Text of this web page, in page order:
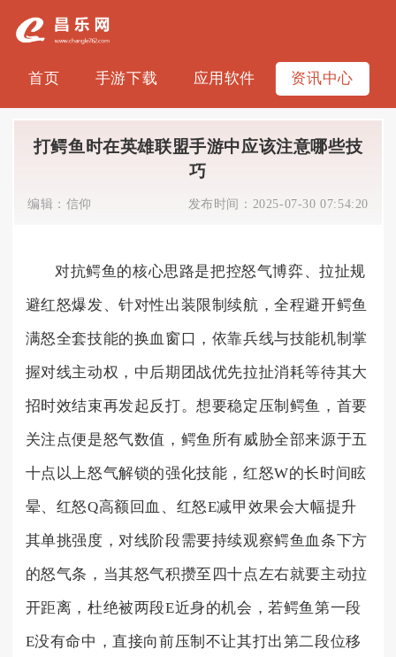
首页 手游下载 应用软件 资讯中心
打鳄鱼时在英雄联盟手游中应该注意哪些技
巧
编辑： 信仰 发布时间： 2025-07-30 07:54:20
对抗鳄鱼的核心思路是把控怒气博弈、拉扯规
避红怒爆发、针对性出装限制续航，全程避开鳄鱼
满怒全套技能的换血窗口，依靠兵线与技能机制掌
握对线主动权，中后期团战优先拉扯消耗等待其大
招时效结束再发起反打。想要稳定压制鳄鱼，首要
关注点便是怒气数值，鳄鱼所有威胁全部来源于五
十点以上怒气解锁的强化技能，红怒W的长时间眩
晕、红怒Q高额回血、红怒E减甲效果会大幅提升
其单挑强度，对线阶段需要持续观察鳄鱼血条下方
的怒气条，当其怒气积攒至四十点左右就要主动拉
开距离，杜绝被两段E近身的机会，若鳄鱼第一段
E没有命中，直接向前压制不让其打出第二段位移